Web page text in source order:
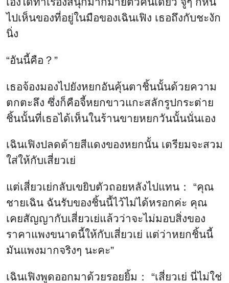
ไปเห็นของที่อยู่ในมือของเฉินเฟิง เธอถึงกับชะงัก
นิ่ง
“อันนี้คือ？”
เธอจ้องมองไปยังหยกอันคุ้นตาชิ้นนั้นด้วยความ
ตกตะลึง ซึ่งก็คือจี้หยกขาวแกะสลักรูปกระต่าย
ชิ้นนั้นที่เธอได้เห็นในร้านขายหยกวันนั้นนั่นเอง
เฉินเฟิงปลดด้ายสีแดงของหยกนั้น เตรียมจะสวม
ใส่ให้กับเสี่ยวเย่
แต่เสี่ยวเย่กลับเขยิบตัวถอยหลังไปแทน： “คุณ
ชายเฉิน ฉันรับของชิ้นนี้ไว้ไม่ได้หรอกค่ะ คุณ
เคยสัญญากับเสี่ยวเย่แล้วว่าจะไม่มอบสิ่งของ
ราคาแพงขนาดนี้ให้กับเสี่ยวเย่ แต่ว่าหยกชิ้นนี้
มันแพงมากจริงๆ นะคะ”
เฉินเฟิงพูดออกมาด้วยรอยยิ้ม： “เสี่ยวเย่ นี่ไม่ใช่